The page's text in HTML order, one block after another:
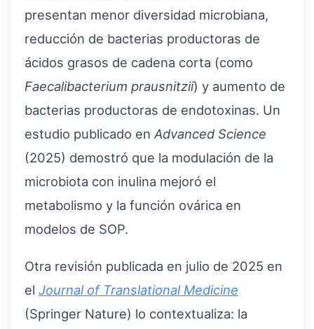
presentan menor diversidad microbiana,
reducción de bacterias productoras de
ácidos grasos de cadena corta (como
Faecalibacterium prausnitzii) y aumento de
bacterias productoras de endotoxinas. Un
estudio publicado en Advanced Science
(2025) demostró que la modulación de la
microbiota con inulina mejoró el
metabolismo y la función ovárica en
modelos de SOP.
Otra revisión publicada en julio de 2025 en
el Journal of Translational Medicine
(Springer Nature) lo contextualiza: la